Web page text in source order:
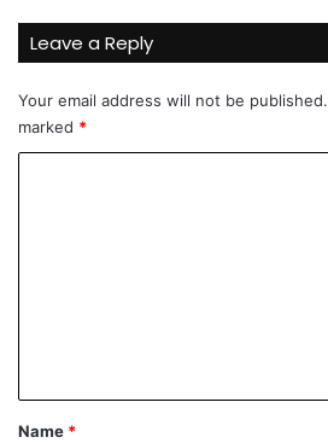
Leave a Reply
Your email address will not be published.
marked *
*
Name *